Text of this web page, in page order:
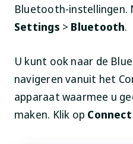
Bluetooth-instellingen.
Settings > Bluetooth.
U kunt ook naar de
navigeren vanuit het
apparaat waarmee u
maken. Klik op Connect